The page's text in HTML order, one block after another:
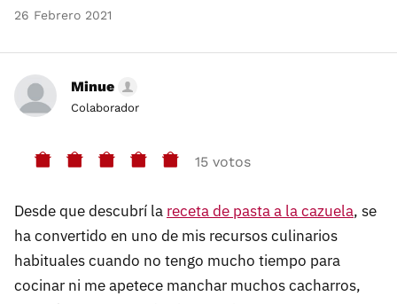
26 Febrero 2021
Minue
Colaborador
15 votos
Desde que descubrí la receta de pasta a la cazuela, se
ha convertido en uno de mis recursos culinarios
habituales cuando no tengo mucho tiempo para
cocinar ni me apetece manchar muchos cacharros,